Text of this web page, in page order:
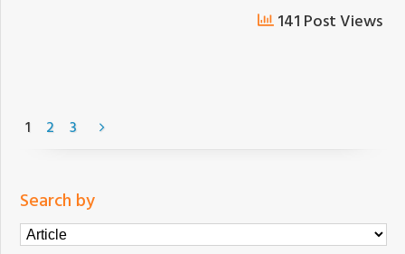
141 Post Views
1 2 3
Search by